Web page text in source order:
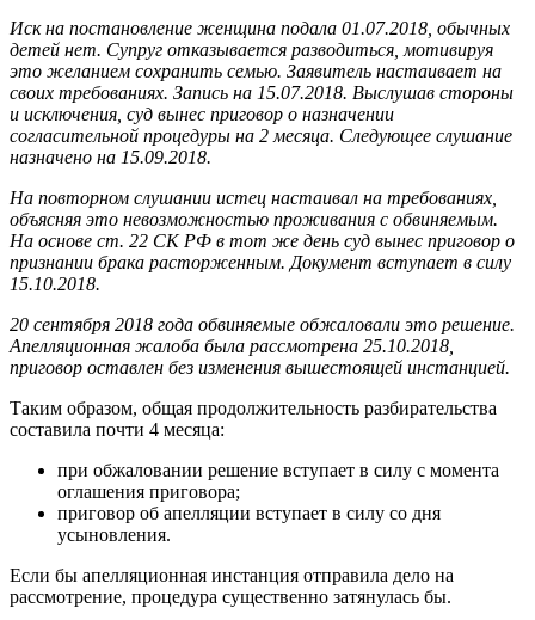
Иск на постановление женщина подала 01.07.2018, обычных
детей нет. Супруг отказывается разводиться, мотивируя
это желанием сохранить семью. Заявитель настаивает на
своих требованиях. Запись на 15.07.2018. Выслушав стороны
и исключения, суд вынес приговор о назначении
согласительной процедуры на 2 месяца. Следующее слушание
назначено на 15.09.2018.
На повторном слушании истец настаивал на требованиях,
объясняя это невозможностью проживания с обвиняемым.
На основе ст. 22 СК РФ в тот же день суд вынес приговор о
признании брака расторженным. Документ вступает в силу
15.10.2018.
20 сентября 2018 года обвиняемые обжаловали это решение.
Апелляционная жалоба была рассмотрена 25.10.2018,
приговор оставлен без изменения вышестоящей инстанцией.
Таким образом, общая продолжительность разбирательства
составила почти 4 месяца:
при обжаловании решение вступает в силу с момента
оглашения приговора;
приговор об апелляции вступает в силу со дня
усыновления.
Если бы апелляционная инстанция отправила дело на
рассмотрение, процедура существенно затянулась бы.